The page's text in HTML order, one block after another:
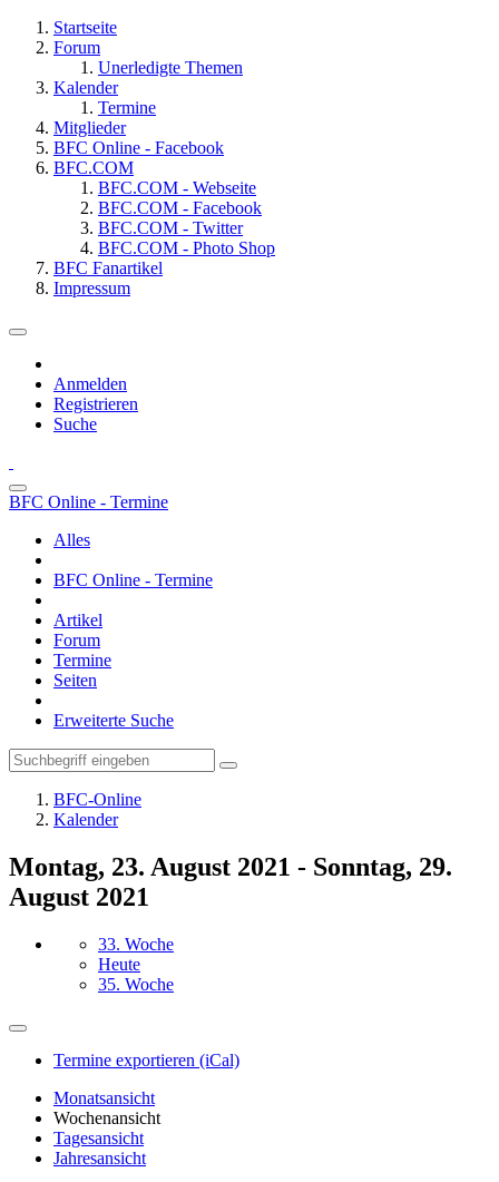
Startseite
Forum
Unerledigte Themen
Kalender
Termine
Mitglieder
BFC Online - Facebook
BFC.COM
BFC.COM - Webseite
BFC.COM - Facebook
BFC.COM - Twitter
BFC.COM - Photo Shop
BFC Fanartikel
Impressum
Anmelden
Registrieren
Suche
BFC Online - Termine
Alles
BFC Online - Termine
Artikel
Forum
Termine
Seiten
Erweiterte Suche
BFC-Online
Kalender
Montag, 23. August 2021 - Sonntag, 29.
August 2021
33. Woche
Heute
35. Woche
Termine exportieren (iCal)
Monatsansicht
Wochenansicht
Tagesansicht
Jahresansicht